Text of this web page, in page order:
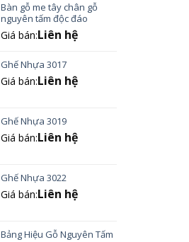
Bàn gỗ me tây chân gỗ
nguyên tấm độc đáo
Giá bán:Liên hệ
Ghế Nhựa 3017
Giá bán:Liên hệ
Ghế Nhựa 3019
Giá bán:Liên hệ
Ghế Nhựa 3022
Giá bán:Liên hệ
Bảng Hiệu Gỗ Nguyên Tấm